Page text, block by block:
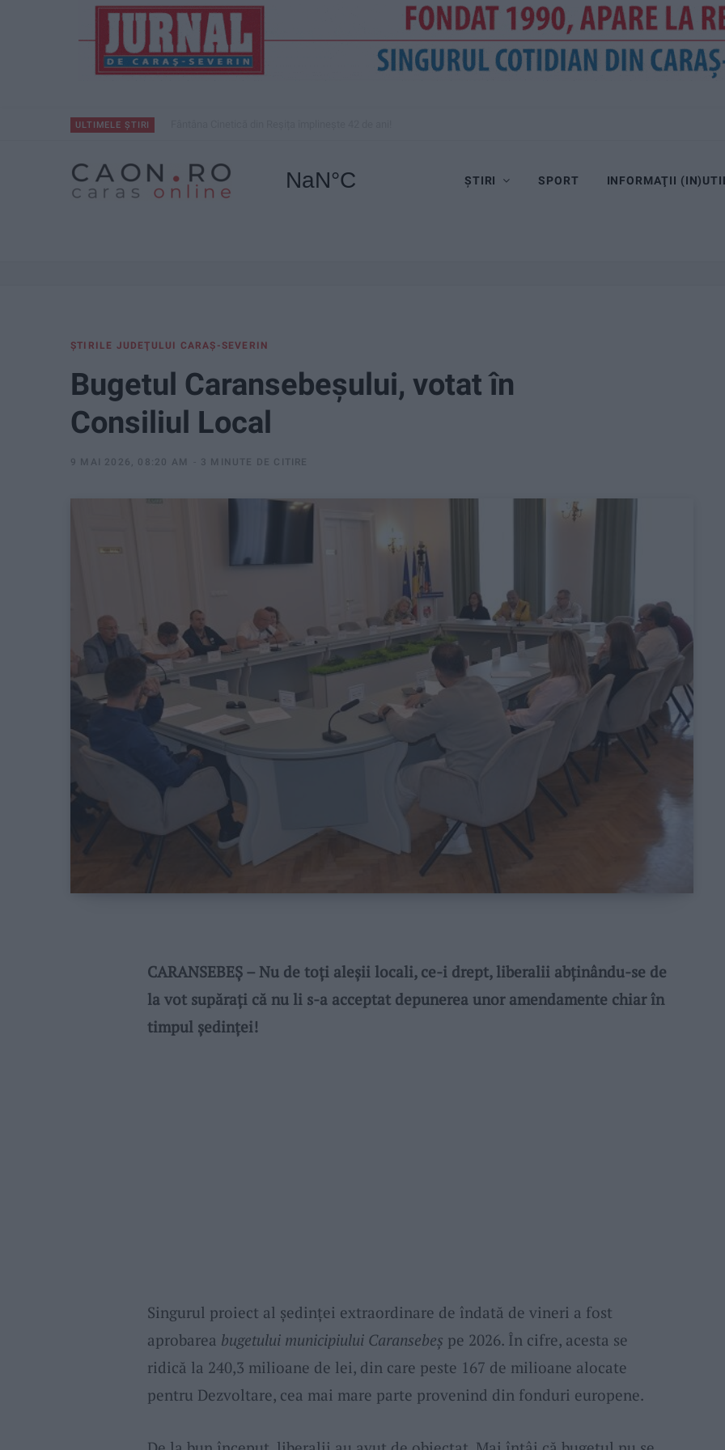
ULTIMELE ȘTIRI
ȘTIRI SPORT INFORMAŢII
ŞTIRILE JUDEŢULUI CARAŞ-SEVERIN
Bugetul Caransebeșului, votat în
Consiliul Local
9 MAI 2026, 08:20 AM 3 MINUTE DE CITIRE
CARANSEBEȘ – Nu de toți aleșii locali, ce-i drept, liberalii abținându-se de
la vot supărați că nu li s-a acceptat depunerea unor amendamente chiar în
timpul ședinței!
Singurul proiect al ședinței extraordinare de îndată de vineri a fost
aprobarea bugetului municipiului Caransebeș pe 2026. În cifre, acesta se
ridică la 240,3 milioane de lei, din care peste 167 de milioane alocate
pentru Dezvoltare, cea mai mare parte provenind din fonduri europene.